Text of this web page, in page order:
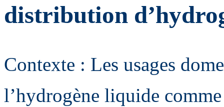
distribution
Contexte : Les usages
l’hydrogène liquide